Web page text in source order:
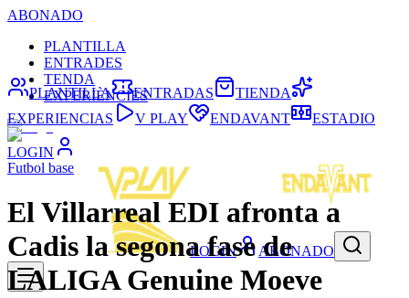
ABONADO
PLANTILLA
ENTRADES
TENDA
EXPERIÈNCIES
LOGIN
LOGIN ABONADO
PLANTILLA ENTRADAS
TIENDA
EXPERIENCIAS
V PLAY ENDAVANT ESTADIO
Futbol base
El Villarreal EDI afronta a
Cadis la segona fase de
LALIGA Genuine Moeve